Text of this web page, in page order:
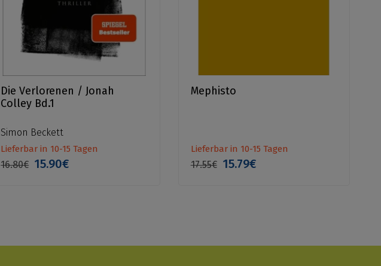
Die Verlorenen / Jonah
Colley Bd.1
Simon Beckett
Lieferbar in 10-15 Tagen
16.80€ 15.90€
Mephisto
Lieferbar in 10-15 Tagen
17.55€ 15.79€